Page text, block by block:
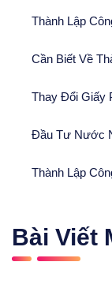
Thành Lập
Cần Biết Về
Thay Đổi Giấy
Đầu Tư Nước
Thành Lập
Bài Viết